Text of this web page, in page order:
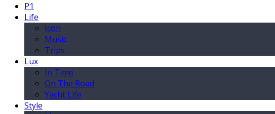
P1
Life
Icon
Music
Trips
Lux
In Time
On The Road
Yacht Life
Style